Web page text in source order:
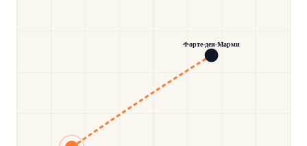
Форте-деи-Марми